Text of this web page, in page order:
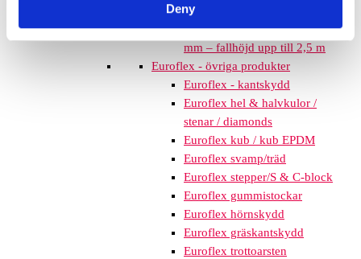
Denymm – fallhöjd upp till 2,1 m
Nordic rubber safe tiles 75
mm – fallhöjd upp till 2,5 m
Euroflex - övriga produkter
Euroflex - kantskydd
Euroflex hel & halvkulor /
stenar / diamonds
Euroflex kub / kub EPDM
Euroflex svamp/träd
Euroflex stepper/S & C-block
Euroflex gummistockar
Euroflex hörnskydd
Euroflex gräskantskydd
Euroflex trottoarsten